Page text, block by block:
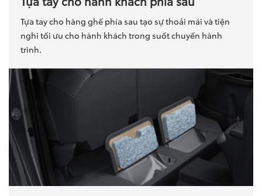
Tựa tay cho hàng ghế phía sau tạo sự thoải mái và tiện
nghi tối ưu cho hành khách trong suốt chuyến hành
trình.